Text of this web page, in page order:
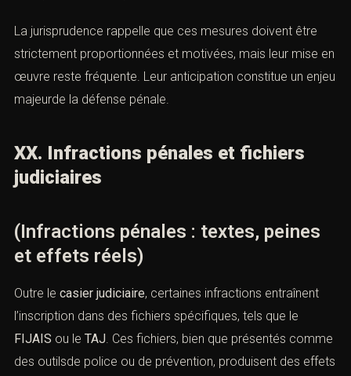
La jurisprudence rappelle que ces mesures doivent être
strictement proportionnées et motivées, mais leur mise en
œuvre reste fréquente. Leur anticipation constitue un enjeu
majeurde la défense pénale.
XX. Infractions pénales et fichiers
judiciaires
(Infractions pénales : textes, peines
et effets réels)
Outre le casier judiciaire, certaines infractions entraînent
l’inscription dans des fichiers spécifiques, tels que le
FIJAIS ou le TAJ. Ces fichiers, bien que présentés comme
des outilsde police ou de prévention, produisent des effets